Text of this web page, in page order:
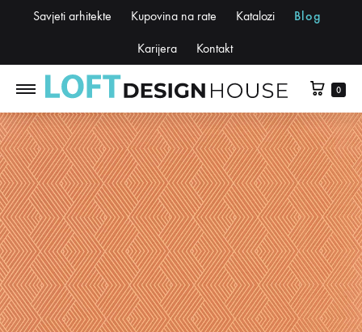
Savjeti arhitekte Kupovina na rate Katalozi Blog
Karijera Kontakt
0